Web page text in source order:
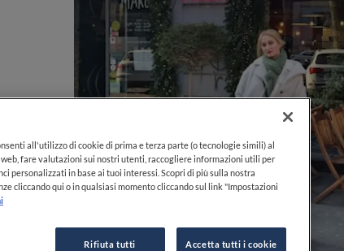
0 0 0 0 0
all'utilizzo di cookie di prima e terza parte (o tecnologie simili) al
fare valutazioni sui nostri utenti, raccogliere informazioni utili per
personalizzati in base ai tuoi interessi. Scopri di più sulla nostra
cliccando qui o in qualsiasi momento cliccando sul link "Impostazioni
Rifiuta tutti Accetta tutti i cookie